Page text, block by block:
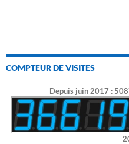
COMPTEUR DE VISITES
Depuis juin 2017 :